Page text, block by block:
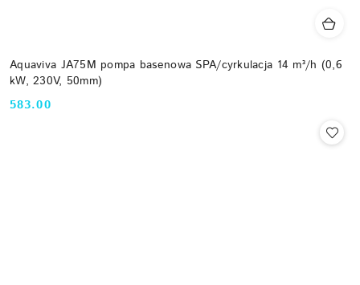
Aquaviva JA75M pompa basenowa SPA/cyrkulacja 14 m³/h (0,6
kW, 230V, 50mm)
Cena:
583.00